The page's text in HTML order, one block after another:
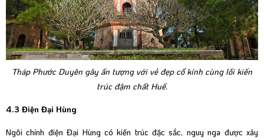
Tháp Phước Duyên gây ấn tượng với vẻ đẹp cổ kính cùng lối kiến
trúc đậm chất Huế.
4.3 Điện Đại Hùng
Ngôi chính điện Đại Hùng có kiến trúc đặc sắc, nguy nga được xây